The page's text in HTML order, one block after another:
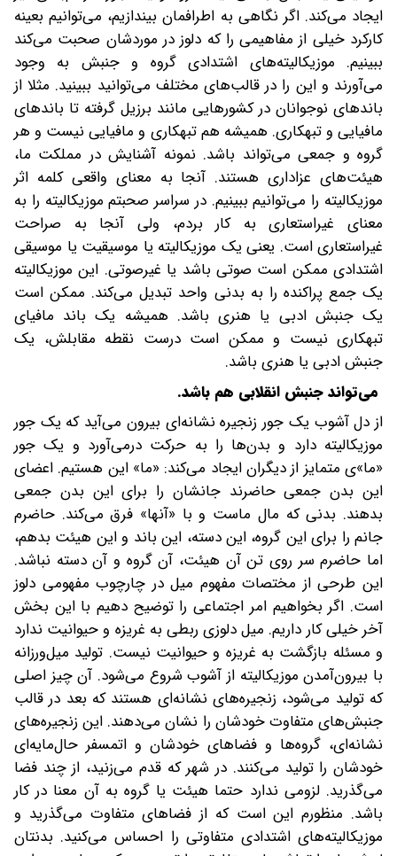
می‌تواند جنبش انقلابی هم باشد.
از دل آشوب یک ‌جور زنجیره نشانه‌ای بیرون می‌آید که یک‌ جور
موزیکالیته دارد و بدن‌ها را به حرکت در‌می‌آورد و یک‌ جور
«ما»ی متمایز از دیگران ایجاد می‌کند: «ما» این هستیم. اعضای
این بدن جمعی حاضرند جانشان را برای این بدن جمعی
بدهند. بدنی که مال ماست و با «آنها» فرق می‌کند. حاضرم
جانم را برای این گروه، این دسته، این باند و این هیئت بدهم،
اما حاضرم سر روی تن آن هیئت، آن گروه و آن دسته نباشد.
این طرحی از مختصات مفهوم میل در چارچوب مفهومی دلوز
است. اگر بخواهیم امر اجتماعی را توضیح دهیم با این بخش
آخر خیلی کار داریم. میل دلوزی ربطی به غریزه و حیوانیت ندارد
و مسئله بازگشت به غریزه و حیوانیت نیست. تولید میل‌ورزانه
با بیرون‌آمدن موزیکالیته از آشوب شروع می‌شود. آن چیز اصلی
که تولید می‌شود، زنجیره‌های نشانه‌ای هستند که بعد در قالب
جنبش‌های متفاوت خودشان را نشان می‌دهند. این زنجیره‌های
نشانه‌ای، گروه‌ها و فضاهای خودشان و اتمسفر حال‌‌مایه‌ای
خودشان را تولید می‌کنند. در شهر که قدم می‌زنید، از چند فضا
می‌گذرید. لزومی ندارد حتما هیئت یا گروه به آن معنا در کار
باشد. منظورم این است که از فضاهای متفاوت می‌گذرید و
موزیکالیته‌های اشتدادی متفاوتی را احساس می‌کنید. بدنتان